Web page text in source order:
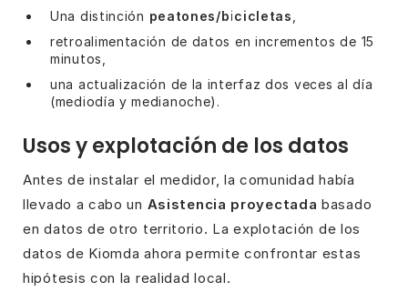
Una distinción peatones/bicicletas
retroalimentación de datos en incrementos de 15
minutos,
una actualización de la interfaz dos veces al día
(mediodía y medianoche).
Usos y explotación de los datos
Antes de instalar el medidor, la comunidad había
llevado a cabo un Asistencia proyectada basado
en datos de otro territorio. La explotación de los
datos de Kiomda ahora permite confrontar estas
hipótesis con la realidad local.